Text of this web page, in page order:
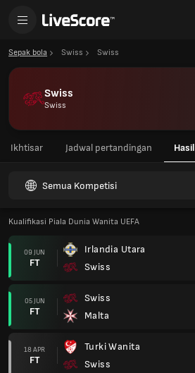
Sepak bola Swiss Swiss
Swiss
Swiss
Ikhtisar Jadwal pertandingan Hasil
Semua Kompetisi
Kualifikasi Piala Dunia Wanita UEFA
09 JUN
FT
Irlandia Utara
Swiss
05 JUN
FT
Swiss
Malta
18 APR
FT
Turki Wanita
Swiss